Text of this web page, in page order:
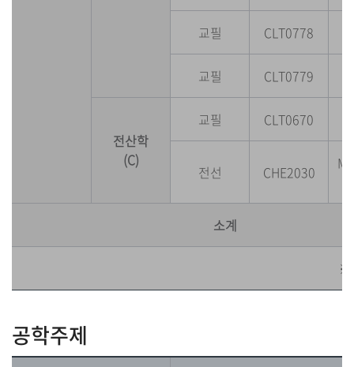
교필 CLT0778
교필 CLT0779
전산학
(C)
교필 CLT0670
전선 CHE2030
소계
※
공학주제